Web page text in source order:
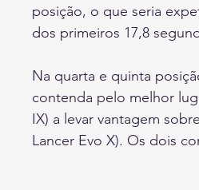
posição, o que seria
dos primeiros 17,8
Na quarta e quinta
contenda pelo melhor
IX) a levar vantagem
Lancer Evo X). Os dois